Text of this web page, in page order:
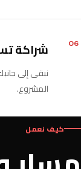
06 شراكة
نبقى إلى
المشروع.
كيف نعمل